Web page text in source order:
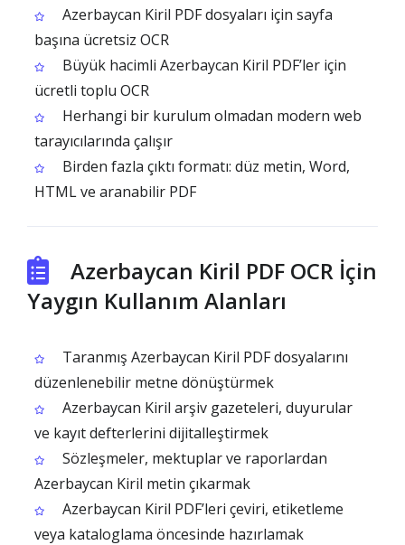
Azerbaycan Kiril PDF dosyaları için sayfa
başına ücretsiz OCR
Büyük hacimli Azerbaycan Kiril PDF’ler için
ücretli toplu OCR
Herhangi bir kurulum olmadan modern web
tarayıcılarında çalışır
Birden fazla çıktı formatı: düz metin, Word,
HTML ve aranabilir PDF
Azerbaycan Kiril PDF OCR İçin
Yaygın Kullanım Alanları
Taranmış Azerbaycan Kiril PDF dosyalarını
düzenlenebilir metne dönüştürmek
Azerbaycan Kiril arşiv gazeteleri, duyurular
ve kayıt defterlerini dijitalleştirmek
Sözleşmeler, mektuplar ve raporlardan
Azerbaycan Kiril metin çıkarmak
Azerbaycan Kiril PDF’leri çeviri, etiketleme
veya kataloglama öncesinde hazırlamak